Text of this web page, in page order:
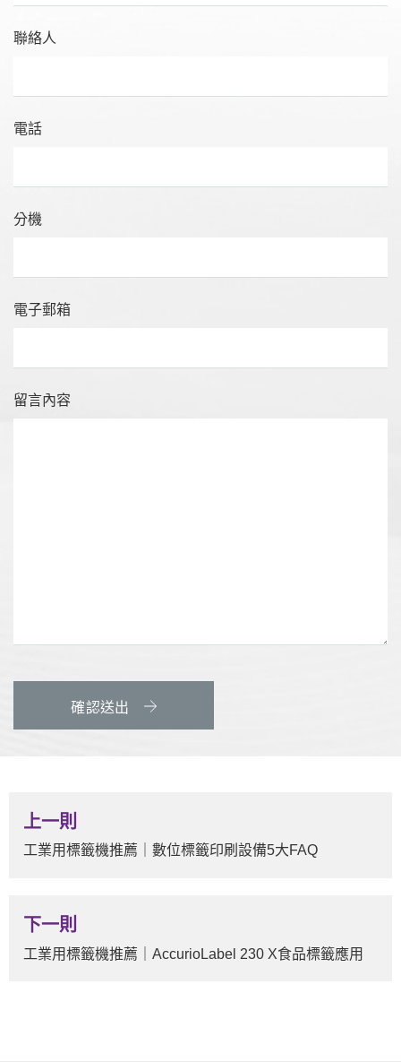
聯絡人
電話
分機
電子郵箱
留言內容
確認送出
上一則
工業用標籤機推薦｜數位標籤印刷設備5大FAQ
工業用標籤機推薦｜AccurioLabel 230 X食品標籤應用
下一則